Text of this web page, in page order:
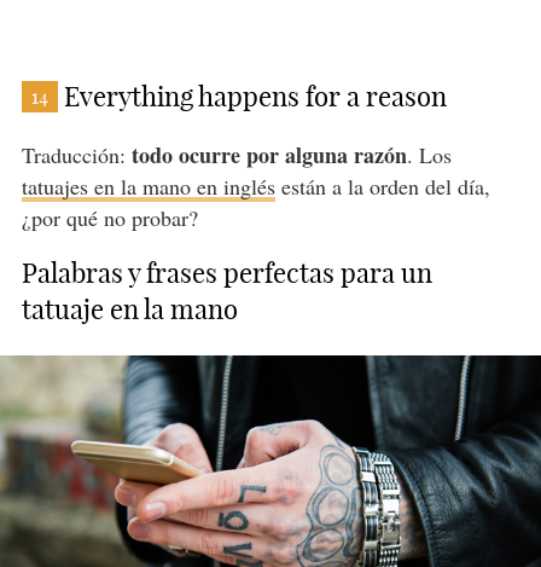
14 Everything happens for a reason
Traducción: todo ocurre por alguna razón. Los
tatuajes en la mano en inglésestán a la orden del día,
¿por qué no probar?
Palabras y frases perfectas para un
tatuaje en la mano